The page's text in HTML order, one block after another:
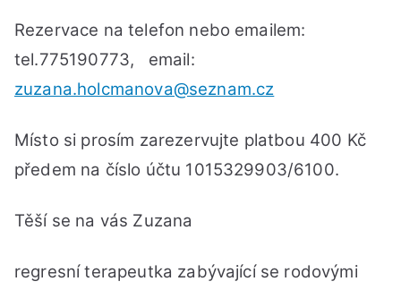
Rezervace na telefon nebo emailem:
tel.775190773, email:
zuzana.holcmanova@seznam.cz
Místo si prosím zarezervujte platbou 400 Kč
předem na číslo účtu 1015329903/6100.
Těší se na vás Zuzana
regresní terapeutka zabývající se rodovými